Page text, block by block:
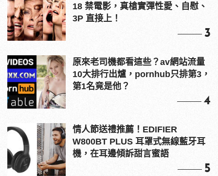
18 禁電影，真槍實彈性愛、自慰、
3P 直接上！
3
原來老司機都看這些？av網站流量
10大排行出爐，pornhub只排第3，
第1名竟是他？
4
情人節送禮推薦！EDIFIER
W800BT PLUS 耳罩式無線藍牙耳
機，在耳邊傾訴甜言蜜語
5